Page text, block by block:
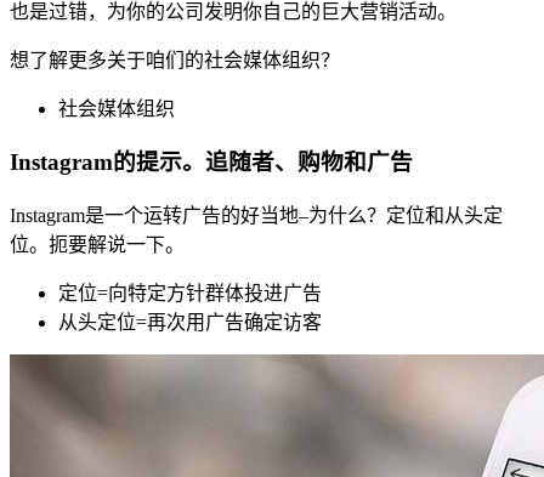
也是过错，为你的公司发明你自己的巨大营销活动。
想了解更多关于咱们的社会媒体组织？
社会媒体组织
Instagram的提示。追随者、购物和广告
Instagram是一个运转广告的好当地–为什么？定位和从头定
位。扼要解说一下。
定位=向特定方针群体投进广告
从头定位=再次用广告确定访客